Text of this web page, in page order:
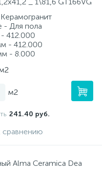
- Для пола
412.000
- 412.000
- 8.000
м2
241.40 руб.
сравнению
Alma Ceramica Dea